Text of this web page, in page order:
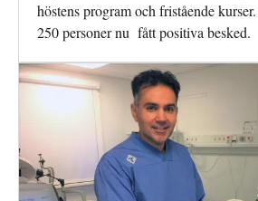
höstens program och fristående
250 personer nu fått positiva besked.